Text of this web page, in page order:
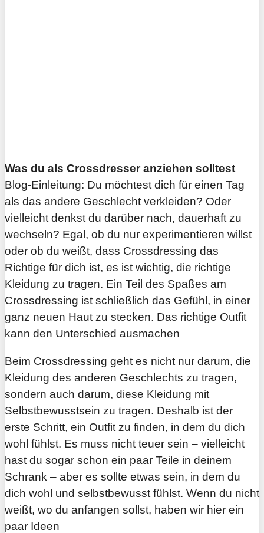
Was du als Crossdresser anziehen solltest
Blog-Einleitung: Du möchtest dich für einen Tag
als das andere Geschlecht verkleiden? Oder
vielleicht denkst du darüber nach, dauerhaft zu
wechseln? Egal, ob du nur experimentieren willst
oder ob du weißt, dass Crossdressing das
Richtige für dich ist, es ist wichtig, die richtige
Kleidung zu tragen. Ein Teil des Spaßes am
Crossdressing ist schließlich das Gefühl, in einer
ganz neuen Haut zu stecken. Das richtige Outfit
kann den Unterschied ausmachen
Beim Crossdressing geht es nicht nur darum, die
Kleidung des anderen Geschlechts zu tragen,
sondern auch darum, diese Kleidung mit
Selbstbewusstsein zu tragen. Deshalb ist der
erste Schritt, ein Outfit zu finden, in dem du dich
wohl fühlst. Es muss nicht teuer sein – vielleicht
hast du sogar schon ein paar Teile in deinem
Schrank – aber es sollte etwas sein, in dem du
dich wohl und selbstbewusst fühlst. Wenn du nicht
weißt, wo du anfangen sollst, haben wir hier ein
paar Ideen